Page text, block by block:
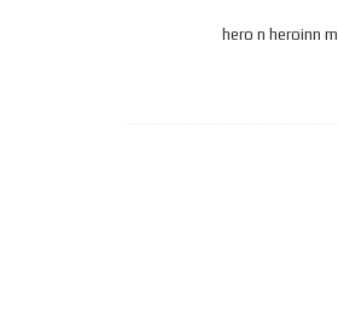
hero n heroinn